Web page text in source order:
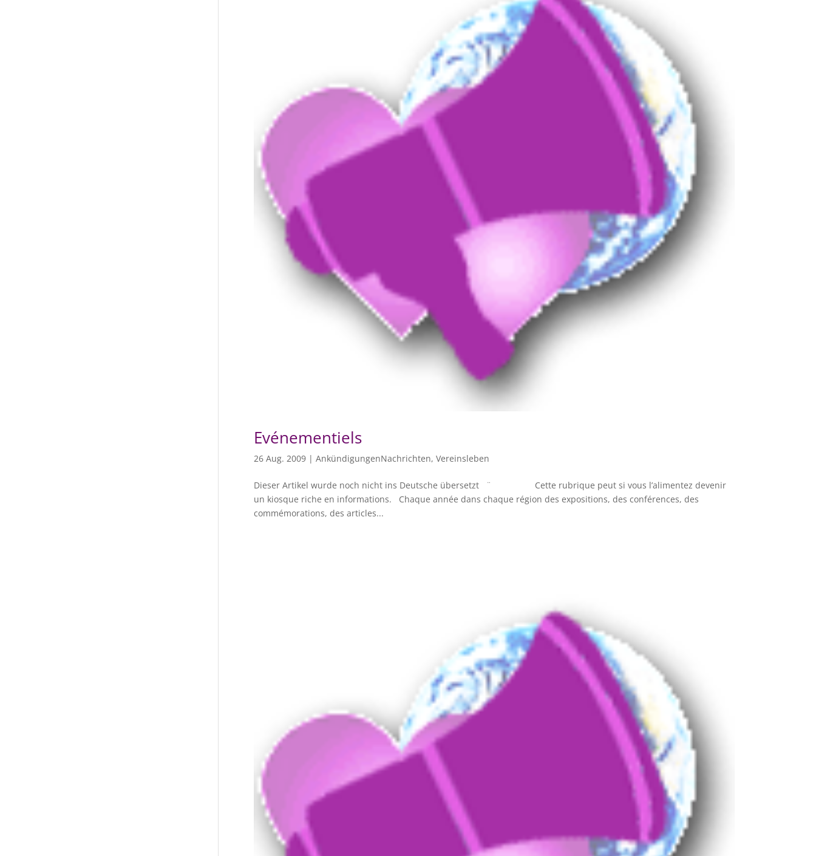
Evénementiels
26 Aug. 2009| AnkündigungenNachrichten, Vereinsleben
Dieser Artikel wurde noch nicht ins Deutsche übersetzt ¨ Cette rubrique peut si vous l’alimentez devenir
un kiosque riche en informations. Chaque année dans chaque région des expositions, des conférences, des
commémorations, des articles...